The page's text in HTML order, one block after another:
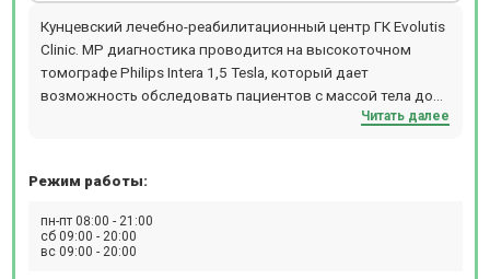
Кунцевский лечебно-реабилитационный центр ГК Evolutis
Clinic. МР диагностика проводится на высокоточном
томографе Philips Intera 1,5 Tesla, который дает
возможность обследовать пациентов с массой тела до
120 кг. В центре есть возможность пройти исследование
по предварительной записи.
Читать далее
Режим работы:
пн-пт 08:00 - 21:00
сб 09:00 - 20:00
вс 09:00 - 20:00